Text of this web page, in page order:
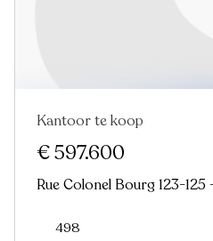
Kantoor te koop
€ 597.600
Rue Colonel Bourg 123-125
498